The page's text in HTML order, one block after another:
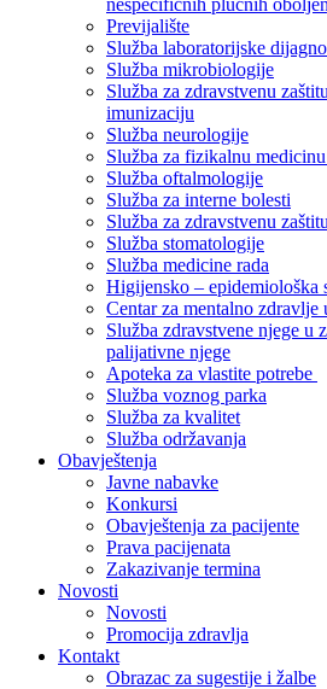
Previjalište
Služba laboratorijske
Služba mikrobiologije
Služba za zdravstvenu
imunizaciju
Služba neurologije
Služba za fizikalnu
Služba oftalmologije
Služba za interne bolesti
Služba za zdravstvenu
Služba stomatologije
Služba medicine rada
Higijensko – epidemiološka
Centar za mentalno zdravlje
Služba zdravstvene njege u
palijativne njege
Apoteka za vlastite potrebe
Služba voznog parka
Služba za kvalitet
Služba održavanja
Obavještenja
Javne nabavke
Konkursi
Obavještenja za pacijente
Prava pacijenata
Zakazivanje termina
Novosti
Novosti
Promocija zdravlja
Kontakt
Obrazac za sugestije i žalbe